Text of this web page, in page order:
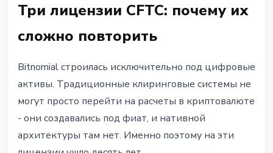
Три лицензии CFTC: почему их
сложно повторить
Bitnomial строилась исключительно под цифровые
активы. Традиционные клиринговые системы не
могут просто перейти на расчеты в криптовалюте
- они создавались под фиат, и нативной
архитектуры там нет. Именно поэтому на эти